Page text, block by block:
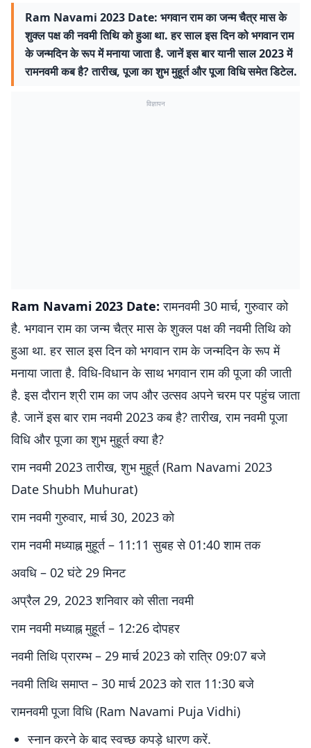
Ram Navami 2023 Date: भगवान राम का जन्म चैत्र मास के
शुक्ल पक्ष की नवमी तिथि को हुआ था. हर साल इस दिन को भगवान राम
के जन्मदिन के रूप में मनाया जाता है. जानें इस बार यानी साल 2023 में
रामनवमी कब है? तारीख, पूजा का शुभ मुहूर्त और पूजा विधि समेत डिटेल.
विज्ञापन
Ram Navami 2023 Date:रामनवमी 30 मार्च, गुरुवार को
है. भगवान राम का जन्म चैत्र मास के शुक्ल पक्ष की नवमी तिथि को
हुआ था. हर साल इस दिन को भगवान राम के जन्मदिन के रूप में
मनाया जाता है. विधि-विधान के साथ भगवान राम की पूजा की जाती
है. इस दौरान श्री राम का जप और उत्सव अपने चरम पर पहुंच जाता
है. जानें इस बार राम नवमी 2023 कब है? तारीख, राम नवमी पूजा
विधि और पूजा का शुभ मुहूर्त क्या है?
राम नवमी 2023 तारीख, शुभ मुहूर्त (Ram Navami 2023
Date Shubh Muhurat)
राम नवमी गुरुवार, मार्च 30, 2023 को
राम नवमी मध्याह्न मुहूर्त – 11:11 सुबह से 01:40 शाम तक
अवधि – 02 घंटे 29 मिनट
अप्रैल 29, 2023 शनिवार को सीता नवमी
राम नवमी मध्याह्न मुहूर्त – 12:26 दोपहर
नवमी तिथि प्रारम्भ – 29 मार्च 2023 को रात्रि 09:07 बजे
नवमी तिथि समाप्त – 30 मार्च 2023 को रात 11:30 बजे
रामनवमी पूजा विधि (Ram Navami Puja Vidhi)
स्नान करने के बाद स्वच्छ कपड़े धारण करें.